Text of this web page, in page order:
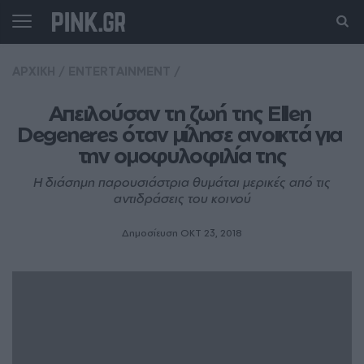
Απειλούσαν τη ζωή της Ellen
Degeneres όταν μίλησε ανοικτά για
την ομοφυλοφιλία της
Η διάσημη παρουσιάστρια θυμάται μερικές από τις
αντιδράσεις του κοινού
Δημοσίευση ΟΚΤ 23, 2018